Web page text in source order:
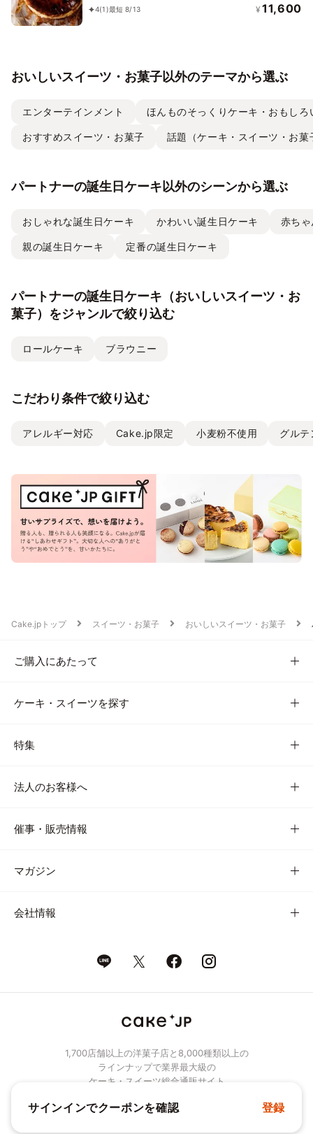
4(1)最短 8/13 ¥ 11,600
おいしいスイーツ・お菓子以外のテーマから選ぶ
エンターテインメント ほんものそっくりケーキ・おもしろ
おすすめスイーツ・お菓子 話題（ケーキ・スイーツ・お菓
パートナーの誕生日ケーキ以外のシーンから選ぶ
おしゃれな誕生日ケーキ かわいい誕生日ケーキ 赤ち
親の誕生日ケーキ 定番の誕生日ケーキ
パートナーの誕生日ケーキ（おいしいスイーツ・お
菓子）をジャンルで絞り込む
ロールケーキ ブラウニー
こだわり条件で絞り込む
アレルギー対応 Cake.jp限定 小麦粉不使用 グルテ
Cake.jpトップ スイーツ・お菓子 おいしいスイーツ・お菓子
ご購入にあたって
ケーキ・スイーツを探す
特集
法人のお客様へ
催事・販売情報
マガジン
会社情報
1,700店舗以上の洋菓子店と8,000種類以上の
ラインナップで業界最大級の
ケーキ・スイーツ総合通販サイト
© Cake.jp Co., Ltd.
サインインでクーポンを確認 登録